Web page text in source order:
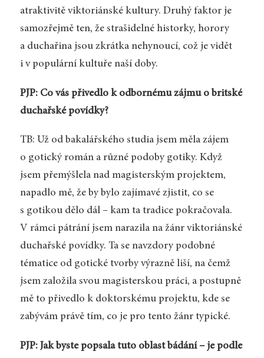
atraktivitě viktoriánské kultury. Druhý faktor je
samozřejmě ten, že strašidelné historky, horory
a duchařina jsou zkrátka nehynoucí, což je vidět
i v populární kultuře naší doby.
PJP: Co vás přivedlo k odbornému zájmu o britské
duchařské povídky?
TB: Už od bakalářského studia jsem měla zájem
o gotický román a různé podoby gotiky. Když
jsem přemýšlela nad magisterským projektem,
napadlo mě, že by bylo zajímavé zjistit, co se
s gotikou dělo dál – kam ta tradice pokračovala.
V rámci pátrání jsem narazila na žánr viktoriánské
duchařské povídky. Ta se navzdory podobné
tématice od gotické tvorby výrazně liší, na čemž
jsem založila svou magisterskou práci, a postupně
mě to přivedlo k doktorskému projektu, kde se
zabývám právě tím, co je pro tento žánr typické.
PJP: Jak byste popsala tuto oblast bádání – je podle